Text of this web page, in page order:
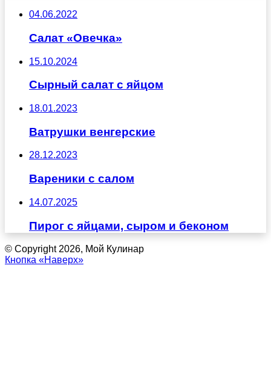
04.06.2022
Салат «Овечка»
15.10.2024
Сырный салат с яйцом
18.01.2023
Ватрушки венгерские
28.12.2023
Вареники с салом
14.07.2025
Пирог с яйцами, сыром и беконом
© Copyright 2026, Мой Кулинар
Кнопка «Наверх»